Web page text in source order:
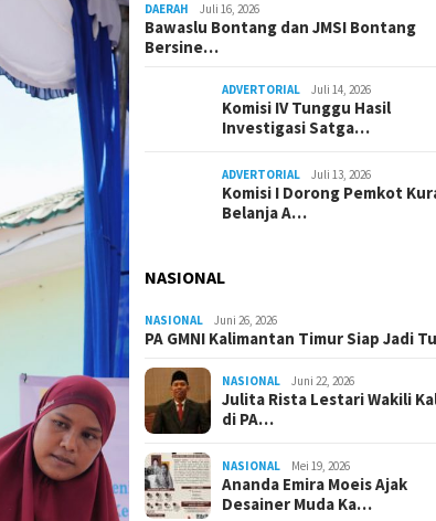
DAERAH Juli 16, 2026
Bawaslu Bontang dan JMSI Bontang
Bersine…
ADVERTORIAL Juli 14, 2026
Komisi IV Tunggu Hasil
Investigasi Satga…
ADVERTORIAL Juli 13, 2026
Komisi I Dorong Pemkot
Belanja A…
NASIONAL
NASIONAL Juni 26, 2026
PA GMNI Kalimantan Timur Siap Jadi
NASIONAL Juni 22, 2026
Julita Rista Lestari Wakili
di PA…
NASIONAL Mei 19, 2026
Ananda Emira Moeis Ajak
Desainer Muda Ka…